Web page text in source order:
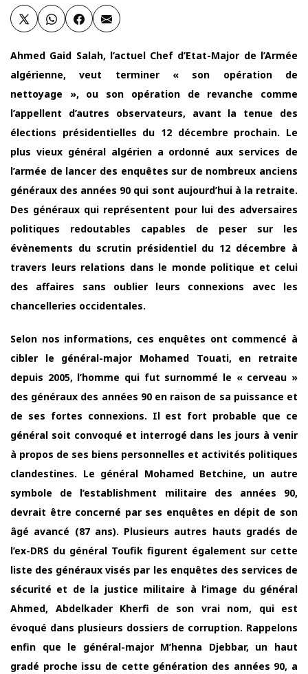
Ahmed Gaid Salah, l’actuel Chef d’Etat-Major de l’Armée
algérienne, veut terminer « son opération de
nettoyage », ou son opération de revanche comme
l’appellent d’autres observateurs, avant la tenue des
élections présidentielles du 12 décembre prochain. Le
plus vieux général algérien a ordonné aux services de
l’armée de lancer des enquêtes sur de nombreux anciens
généraux des années 90 qui sont aujourd’hui à la retraite.
Des généraux qui représentent pour lui des adversaires
politiques redoutables capables de peser sur les
évènements du scrutin présidentiel du 12 décembre à
travers leurs relations dans le monde politique et celui
des affaires sans oublier leurs connexions avec les
chancelleries occidentales.
Selon nos informations, ces enquêtes ont commencé à
cibler le général-major Mohamed Touati, en retraite
depuis 2005, l’homme qui fut surnommé le « cerveau »
des généraux des années 90 en raison de sa puissance et
de ses fortes connexions. Il est fort probable que ce
général soit convoqué et interrogé dans les jours à venir
à propos de ses biens personnelles et activités politiques
clandestines. Le général Mohamed Betchine, un autre
symbole de l’establishment militaire des années 90,
devrait être concerné par ses enquêtes en dépit de son
âgé avancé (87 ans). Plusieurs autres hauts gradés de
l’ex-DRS du général Toufik figurent également sur cette
liste des généraux visés par les enquêtes des services de
sécurité et de la justice militaire à l’image du général
Ahmed, Abdelkader Kherfi de son vrai nom, qui est
évoqué dans plusieurs dossiers de corruption. Rappelons
enfin que le général-major M’henna Djebbar, un haut
gradé proche issu de cette génération des années 90, a